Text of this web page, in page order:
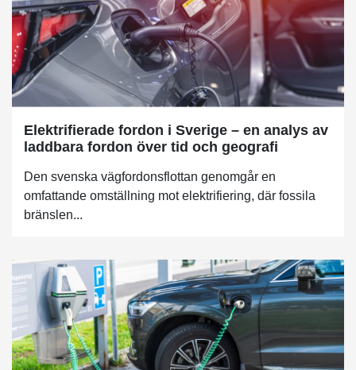
Elektrifierade fordon i Sverige – en analys av
laddbara fordon över tid och geografi
Den svenska vägfordonsflottan genomgår en
omfattande omställning mot elektrifiering, där fossila
bränslen...